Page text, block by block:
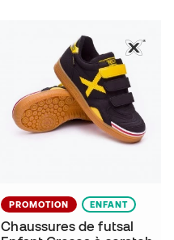
PROMOTION ENFANT
Chaussures de futsal